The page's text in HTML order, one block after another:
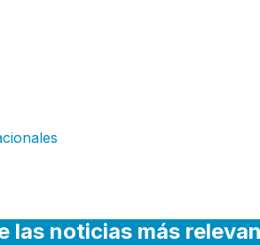
las noticias más